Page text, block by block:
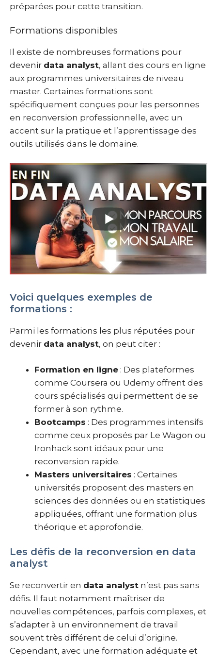
préparées pour cette transition.
Formations disponibles
Il existe de nombreuses formations pour
devenir data analyst, allant des cours en ligne
aux programmes universitaires de niveau
master. Certaines formations sont
spécifiquement conçues pour les personnes
en reconversion professionnelle, avec un
accent sur la pratique et l’apprentissage des
outils utilisés dans le domaine.
Voici quelques exemples de
formations :
Parmi les formations les plus réputées pour
devenir data analyst, on peut citer :
Formation en ligne : Des plateformes
comme Coursera ou Udemy offrent des
cours spécialisés qui permettent de se
former à son rythme.
Bootcamps : Des programmes intensifs
comme ceux proposés par Le Wagon ou
Ironhack sont idéaux pour une
reconversion rapide.
Masters universitaires : Certaines
universités proposent des masters en
sciences des données ou en statistiques
appliquées, offrant une formation plus
théorique et approfondie.
Les défis de la reconversion en data
analyst
Se reconvertir en data analyst n’est pas sans
défis. Il faut notamment maîtriser de
nouvelles compétences, parfois complexes, et
s’adapter à un environnement de travail
souvent très différent de celui d’origine.
Cependant, avec une formation adéquate et